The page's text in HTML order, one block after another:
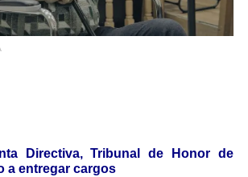
Directiva, Tribunal de Honor de
a entregar cargos